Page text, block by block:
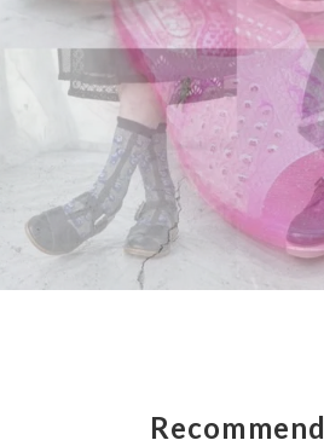
Recommend